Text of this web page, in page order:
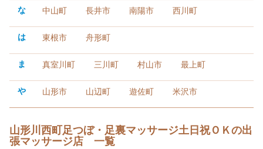
な 中山町 長井市 南陽市 西川町
は 東根市 舟形町
ま 真室川町 三川町 村山市 最上町
や 山形市 山辺町 遊佐町 米沢市
山形川西町足つぼ・足裏マッサージ土日祝ＯＫの出
張マッサージ店 一覧